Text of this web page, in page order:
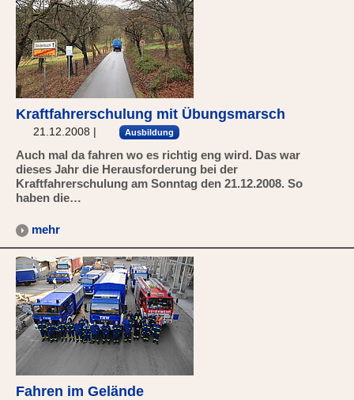
Kraftfahrerschulung mit Übungsmarsch
21.12.2008 | Ausbildung
Auch mal da fahren wo es richtig eng wird. Das war
dieses Jahr die Herausforderung bei der
Kraftfahrerschulung am Sonntag den 21.12.2008. So
haben die…
mehr
Fahren im Gelände